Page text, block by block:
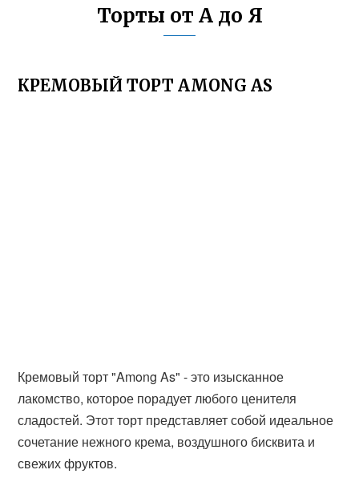
Торты от А до Я
КРЕМОВЫЙ ТОРТ AMONG AS
Кремовый торт "Among As" - это изысканное
лакомство, которое порадует любого ценителя
сладостей. Этот торт представляет собой идеальное
сочетание нежного крема, воздушного бисквита и
свежих фруктов.